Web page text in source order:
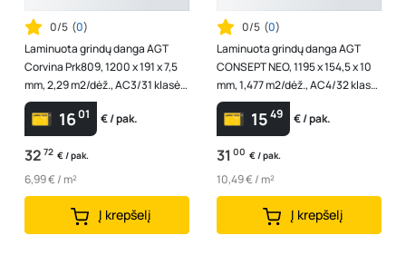
0/5 (0)
Laminuota grindų danga AGT
Corvina Prk809, 1200 x 191 x 7,5
mm, 2,29 m2/dėž., AC3/31 klasė,
spl. "Faba"
1601 € / pak.
32 72 € / pak.
6,99 € / m²
Į krepšelį
0/5 (0)
Laminuota grindų danga AGT
CONSEPT NEO, 1195 x 154,5 x 10
mm, 1,477 m2/dėž., AC4/32 klasė,
V4, spl. "Moderna"
1549 € / pak.
31 00 € / pak.
10,49 € / m²
Į krepšelį